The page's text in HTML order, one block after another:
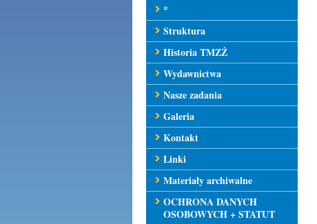
*
Struktura
Historia TMZŻ
Wydawnictwa
Nasze zadania
Galeria
Kontakt
Linki
Materiały archiwalne
OCHRONA DANYCH
OSOBOWYCH + STATUT